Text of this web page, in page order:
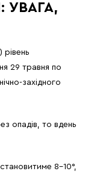
УВАГА,
29 травня по
західного
опадів, то вдень
8-10°,